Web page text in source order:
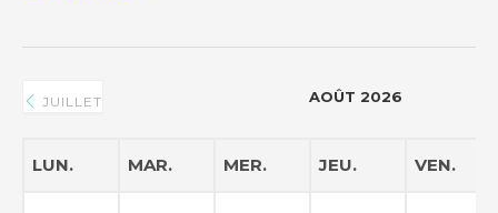
JUILLET AOÛT 2026
LUN. MAR. MER. JEU. VEN.